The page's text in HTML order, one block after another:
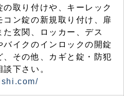
の取り付けや、キーレック
コン錠の新規取り付け、扉
玄関、ロッカー、デス
イクのインロックの開錠
、その他、カギと錠・防犯
下さい。